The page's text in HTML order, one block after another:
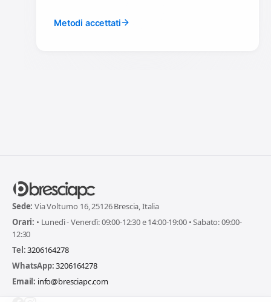
Metodi accettati
Sede: Via Volturno 16, 25126 Brescia, Italia
Orari: • Lunedì - Venerdì: 09:00-12:30 e 14:00-19:00 • Sabato: 09:00-
12:30
Tel:3206164278
WhatsApp:3206164278
Email: info@bresciapc.com